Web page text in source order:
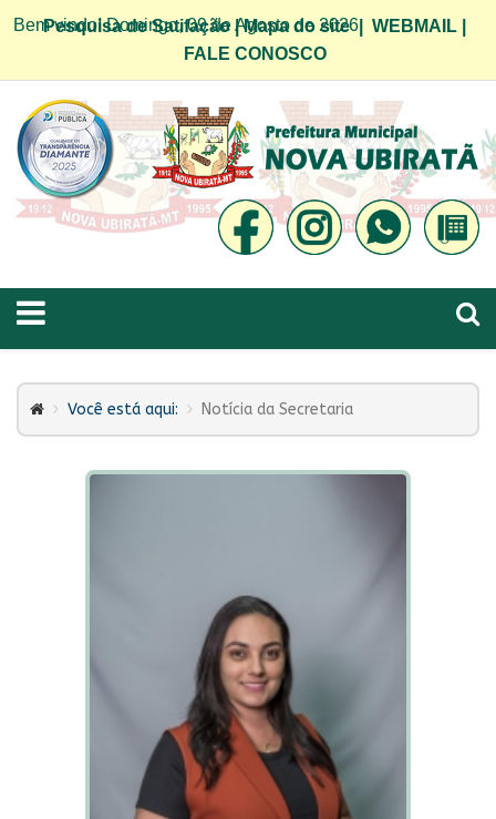
Bem vindo! Domingo, 09 de Agosto de 2026
Pesquisa de Satifação|Mapa do site| WEBMAIL
FALE CONOSCO
Você está aqui: Notícia da Secretaria